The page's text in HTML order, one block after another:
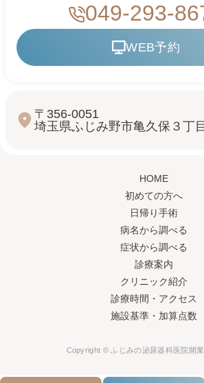
049-293-
WEB予約
〒356-0051
埼玉県ふじみ野市亀久保３丁
HOME
初めての方へ
日帰り手術
病名から調べる
症状から調べる
診療案内
クリニック紹介
診療時間・アクセス
施設基準・加算点数
Copyright © ふじみの泌尿器科 医院開業